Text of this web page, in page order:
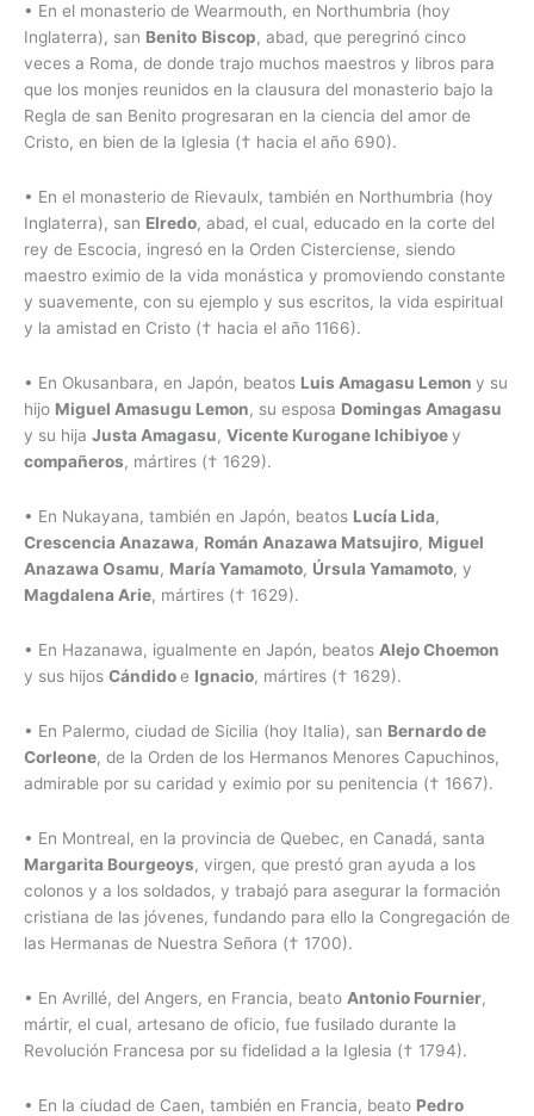
• En el monasterio de Wearmouth, en Northumbria (hoy
Inglaterra), san Benito Biscop, abad, que peregrinó cinco
veces a Roma, de donde trajo muchos maestros y libros para
que los monjes reunidos en la clausura del monasterio bajo la
Regla de san Benito progresaran en la ciencia del amor de
Cristo, en bien de la Iglesia († hacia el año 690).
• En el monasterio de Rievaulx, también en Northumbria (hoy
Inglaterra), san Elredo, abad, el cual, educado en la corte del
rey de Escocia, ingresó en la Orden Cisterciense, siendo
maestro eximio de la vida monástica y promoviendo constante
y suavemente, con su ejemplo y sus escritos, la vida espiritual
y la amistad en Cristo († hacia el año 1166).
• En Okusanbara, en Japón, beatos Luis Amagasu Lemon y su
hijo Miguel Amasugu Lemon, su esposa Domingas Amagasu
y su hija Justa Amagasu, Vicente Kurogane Ichibiyoey
compañeros, mártires († 1629).
• En Nukayana, también en Japón, beatos Lucía Lida,
Crescencia Anazawa, Román Anazawa Matsujiro, Miguel
Anazawa Osamu, María Yamamoto, Úrsula Yamamoto, y
Magdalena Arie, mártires († 1629).
• En Hazanawa, igualmente en Japón, beatos Alejo Choemon
y sus hijos Cándidoe Ignacio, mártires († 1629).
• En Palermo, ciudad de Sicilia (hoy Italia), san Bernardo de
Corleone, de la Orden de los Hermanos Menores Capuchinos,
admirable por su caridad y eximio por su penitencia († 1667).
• En Montreal, en la provincia de Quebec, en Canadá, santa
Margarita Bourgeoys, virgen, que prestó gran ayuda a los
colonos y a los soldados, y trabajó para asegurar la formación
cristiana de las jóvenes, fundando para ello la Congregación de
las Hermanas de Nuestra Señora († 1700).
• En Avrillé, del Angers, en Francia, beato Antonio Fournier,
mártir, el cual, artesano de oficio, fue fusilado durante la
Revolución Francesa por su fidelidad a la Iglesia († 1794).
• En la ciudad de Caen, también en Francia, beato Pedro